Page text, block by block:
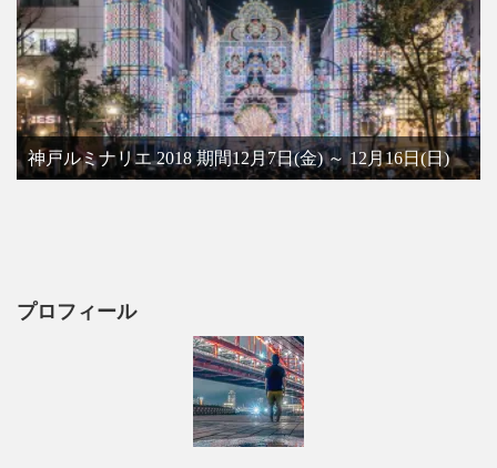
神戸ルミナリエ 2018 期間12月7日(金) ～ 12月16日(日)
プロフィール